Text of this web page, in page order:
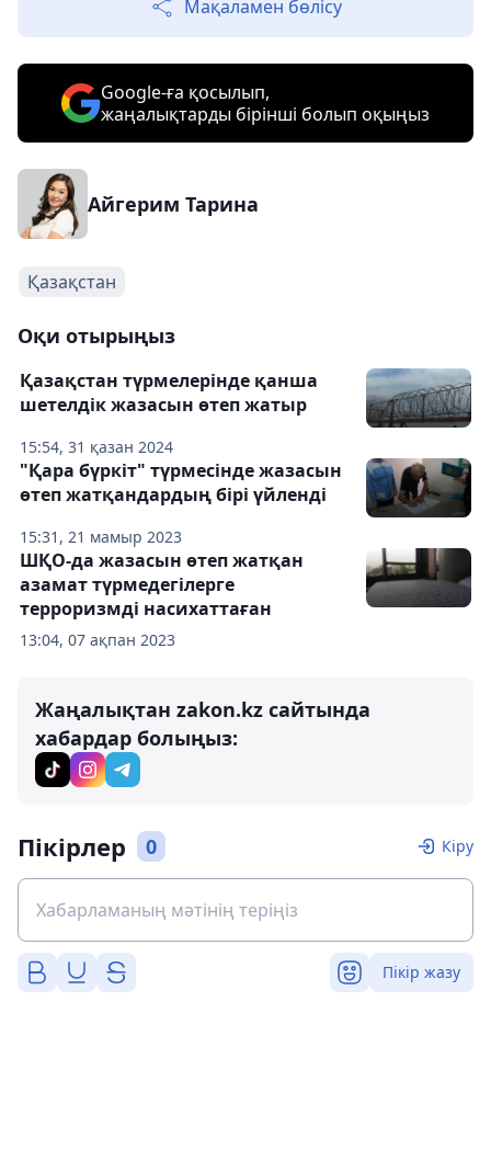
Мақаламен бөлісу
Google-ға қосылып,
жаңалықтарды бірінші болып оқыңыз
Айгерим Тарина
Қазақстан
Оқи отырыңыз
15:54, 31 қазан 2024
Қазақстан түрмелерінде қанша
шетелдік жазасын өтеп жатыр
15:31, 21 мамыр 2023
"Қара бүркіт" түрмесінде жазасын
өтеп жатқандардың бірі үйленді
13:04, 07 ақпан 2023
ШҚО-да жазасын өтеп жатқан
азамат түрмедегілерге
терроризмді насихаттаған
Жаңалықтан zakon.kz сайтында
хабардар болыңыз:
Пікірлер 0 Кіру
Пікір жазу